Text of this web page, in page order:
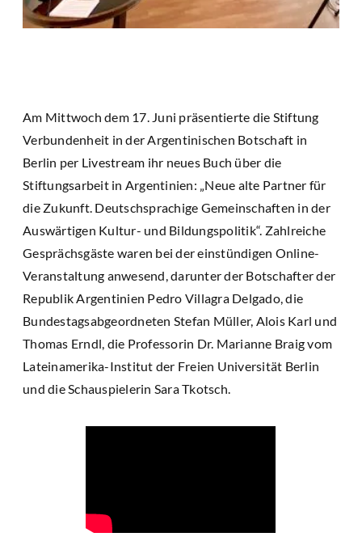
Am Mittwoch dem 17. Juni präsentierte die Stiftung
Verbundenheit in der Argentinischen Botschaft in
Berlin per Livestream ihr neues Buch über die
Stiftungsarbeit in Argentinien: „Neue alte Partner für
die Zukunft. Deutschsprachige Gemeinschaften in der
Auswärtigen Kultur- und Bildungspolitik“. Zahlreiche
Gesprächsgäste waren bei der einstündigen Online-
Veranstaltung anwesend, darunter der Botschafter der
Republik Argentinien Pedro Villagra Delgado, die
Bundestagsabgeordneten Stefan Müller, Alois Karl und
Thomas Erndl, die Professorin Dr. Marianne Braig vom
Lateinamerika-Institut der Freien Universität Berlin
und die Schauspielerin Sara Tkotsch.